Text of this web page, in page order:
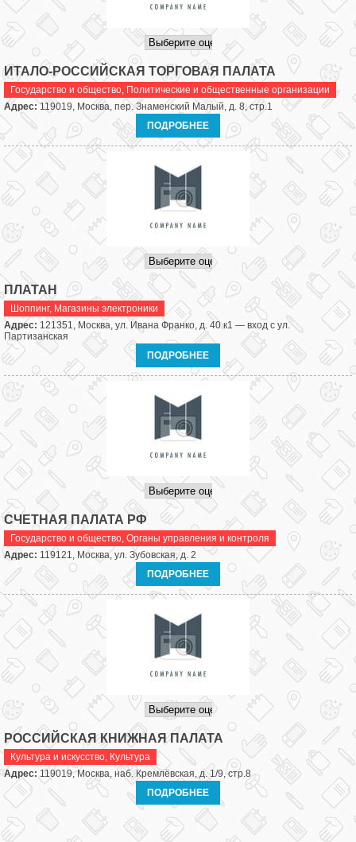
ИТАЛО-РОССИЙСКАЯ ТОРГОВАЯ ПАЛАТА
Государство и общество, Политические и общественные организации
Адрес:119019, Москва, пер. Знаменский Малый, д. 8, стр.1
ПОДРОБНЕЕ
ПЛАТАН
Шоппинг, Магазины электроники
Адрес: 121351, Москва, ул. Ивана Франко, д. 40 к1 — вход с ул.
Партизанская
ПОДРОБНЕЕ
СЧЕТНАЯ ПАЛАТА РФ
Государство и общество, Органы управления и контроля
Адрес: 119121, Москва, ул. Зубовская, д. 2
ПОДРОБНЕЕ
РОССИЙСКАЯ КНИЖНАЯ ПАЛАТА
Культура и искусство, Культура
Адрес: 119019, Москва, наб. Кремлёвская, д. 1/9, стр.8
ПОДРОБНЕЕ